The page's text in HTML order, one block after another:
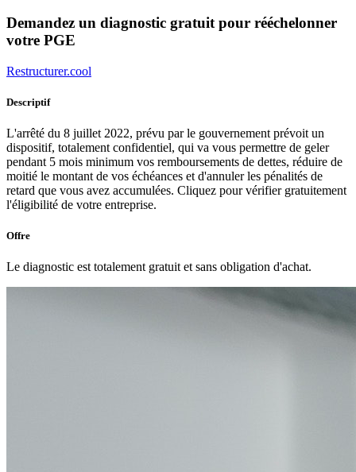
Demandez un diagnostic gratuit pour rééchelonner
votre PGE
Restructurer.cool
Descriptif
L'arrêté du 8 juillet 2022, prévu par le gouvernement prévoit un
dispositif, totalement confidentiel, qui va vous permettre de geler
pendant 5 mois minimum vos remboursements de dettes, réduire de
moitié le montant de vos échéances et d'annuler les pénalités de
retard que vous avez accumulées. Cliquez pour vérifier gratuitement
l'éligibilité de votre entreprise.
Offre
Le diagnostic est totalement gratuit et sans obligation d'achat.